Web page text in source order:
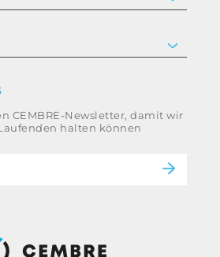
der
CEMBRE-Newsletter, damit wir
halten können